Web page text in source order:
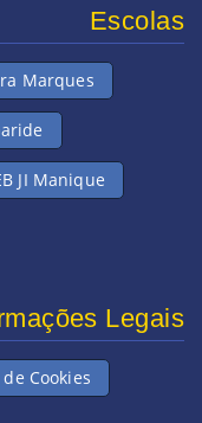
Escolas
Marques
JI Manique
Legais
Cookies